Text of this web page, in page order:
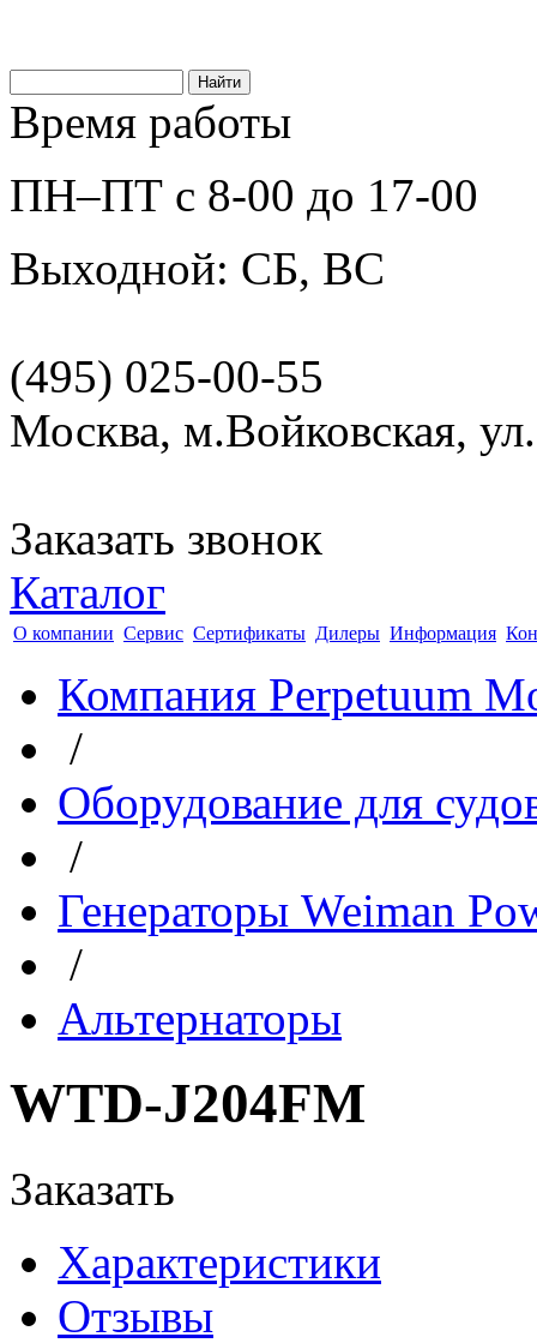
Время работы
ПН–ПТ с 8-00 до 17-00
Выходной: СБ, ВС
(495) 025-00-55
Москва, м.Войковская,
Заказать звонок
Каталог
О компании Сервис Сертификаты Дилеры Информация
Компания Perpetuum
/
Оборудование для
/
Генераторы Weiman
/
Альтернаторы
WTD-J204FM
Заказать
Характеристики
Отзывы